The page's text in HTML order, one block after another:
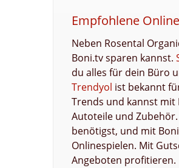
Empfohlene
Neben Rosental
Boni.tv sparen kannst.
du alles für dein Büro
Trendyol ist bekannt
Trends und kannst mit
Autoteile und
benötigst, und mit
Onlinespielen. Mit
Angeboten profitieren.